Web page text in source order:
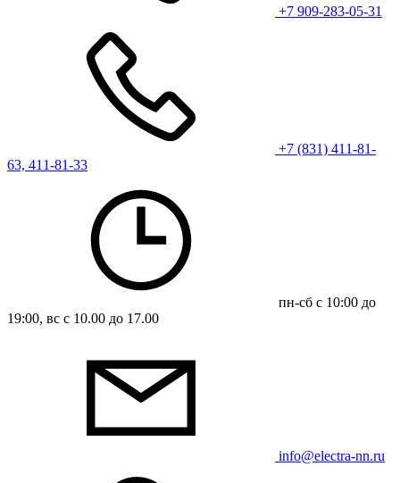
+7 909-283-05-31
+7 (831) 411-81-
63, 411-81-33
пн-сб с 10:00 до
19:00, вс с 10.00 до 17.00
info@electra-nn.ru